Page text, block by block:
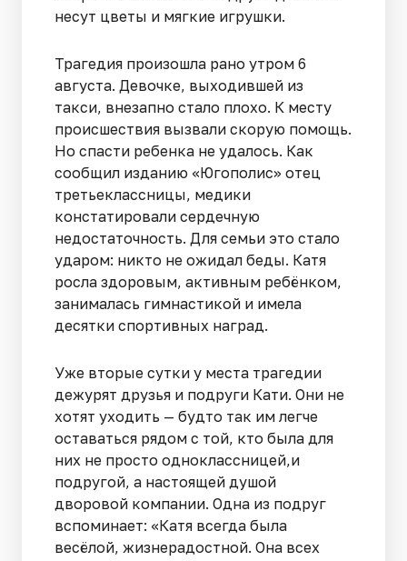
несут цветы и мягкие игрушки.
Трагедия произошла рано утром 6
августа. Девочке, выходившей из
такси, внезапно стало плохо. К месту
происшествия вызвали скорую помощь.
Но спасти ребенка не удалось. Как
сообщил изданию «Югополис» отец
третьеклассницы, медики
констатировали сердечную
недостаточность. Для семьи это стало
ударом: никто не ожидал беды. Катя
росла здоровым, активным ребёнком,
занималась гимнастикой и имела
десятки спортивных наград.
Уже вторые сутки у места трагедии
дежурят друзья и подруги Кати. Они не
хотят уходить — будто так им легче
оставаться рядом с той, кто была для
них не просто одноклассницей,и
подругой, а настоящей душой
дворовой компании. Одна из подруг
вспоминает: «Катя всегда была
весёлой, жизнерадостной. Она всех